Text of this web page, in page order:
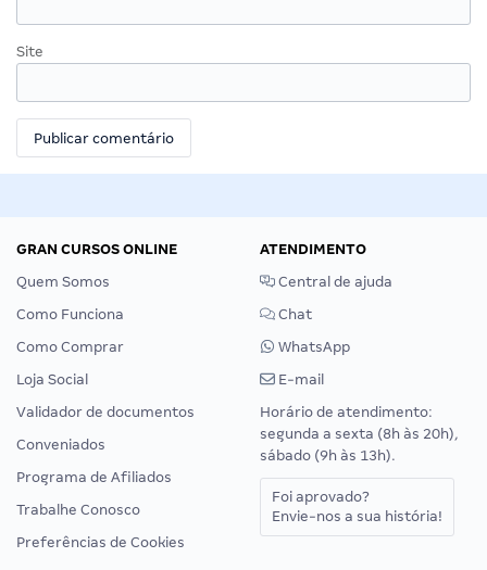
Site
GRAN CURSOS ONLINE
Quem Somos
Como Funciona
Como Comprar
Loja Social
Validador de documentos
Conveniados
Programa de Afiliados
Trabalhe Conosco
Preferências de Cookies
ATENDIMENTO
Central de ajuda
Chat
WhatsApp
E-mail
Horário de atendimento:
segunda a sexta (8h às 20h),
sábado (9h às 13h).
Foi aprovado?
Envie-nos a sua história!